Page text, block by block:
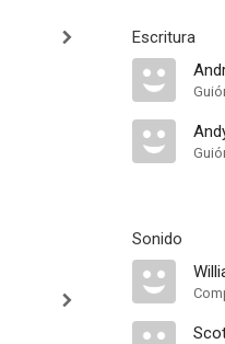
Escritura
Sonido